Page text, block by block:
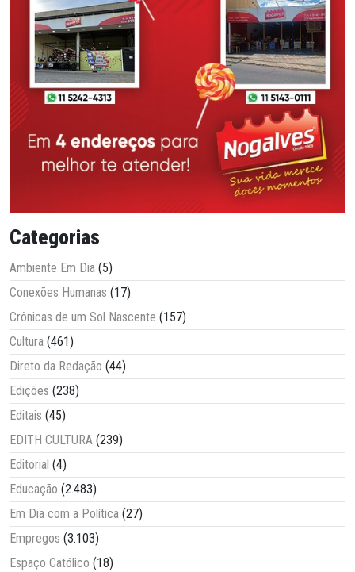
Categorias
Ambiente Em Dia (5)
Conexões Humanas (17)
Crônicas de um Sol Nascente (157)
Cultura (461)
Direto da Redação (44)
Edições (238)
Editais (45)
EDITH CULTURA (239)
Editorial (4)
Educação (2.483)
Em Dia com a Política (27)
Empregos (3.103)
Espaço Católico (18)